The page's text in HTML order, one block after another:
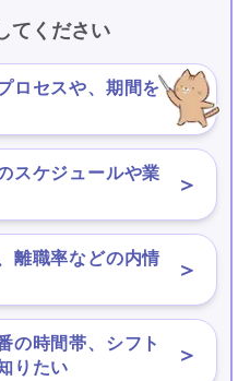
てください
ロセスや、期間を
＞
スケジュールや業
＞
離職率などの内情
＞
の時間帯、シフト
りたい
＞